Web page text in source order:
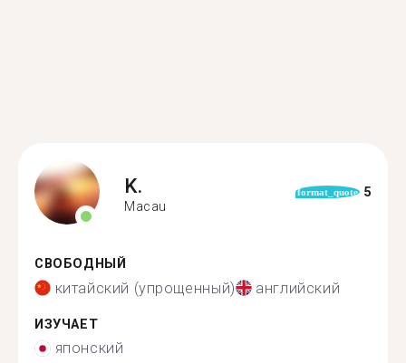
K.
Macau
format_quote 5
СВОБОДНЫЙ
китайский (упрощенный) английский
ИЗУЧАЕТ
японский